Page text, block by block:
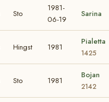
Sto
1981-
06-19
Sarina
Hingst 1981
Pialetta
1425
Sto 1981
Bojan
2142